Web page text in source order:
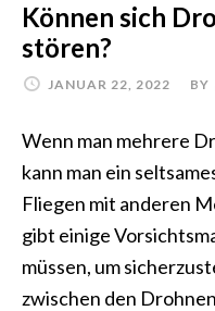
Können sich
stören?
JANUAR 22, 2022 BY
Wenn man mehrere
kann man ein
Fliegen mit anderen
gibt einige
müssen, um
zwischen den